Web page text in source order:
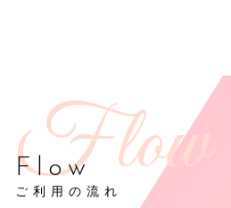
Flow
ご利用の流れ